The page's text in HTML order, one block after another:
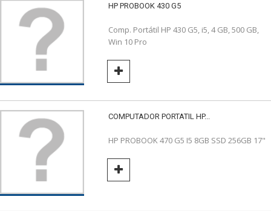
HP PROBOOK 430 G5
Comp. Portátil HP 430 G5, i5, 4 GB, 500 GB,
Win 10 Pro
COMPUTADOR PORTATIL HP...
HP PROBOOK 470 G5 I5 8GB SSD 256GB 17"